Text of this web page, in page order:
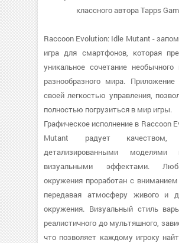
классного автора Tapps
Raccoon Evolution: Idle Mutant -
игра для смартфонов, которая
уникальное сочетание
разнообразного мира. Приложение
своей легкостью управления,
полностью погрузиться в мир игры.
Графическое исполнение в Raccoon
Mutant радует качеством,
детализированными
визуальными эффектами.
окружения проработан с
передавая атмосферу живого и
окружения. Визуальный стиль
реалистичного до мультяшного,
что позволяет каждому игроку